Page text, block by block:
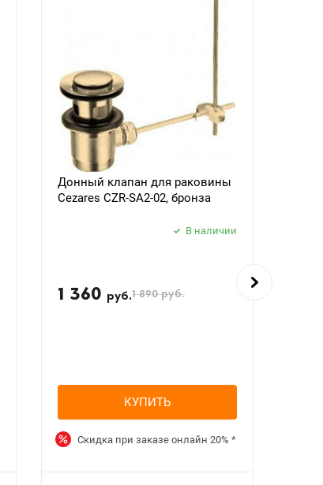
Донный клапан для раковины
Cezares CZR-SA2-02, бронза
В наличии
1 360 руб.1 890руб.
КУПИТЬ
Скидка при заказе онлайн 20% *